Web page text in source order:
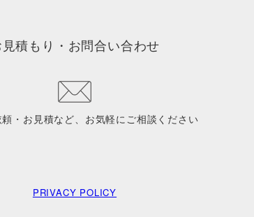
積もり・お問合い合わせ
・お見積など、お気軽にご相談ください
PRIVACY POLICY